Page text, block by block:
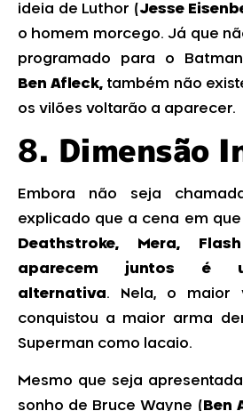
ideia de Luthor (Jesse
o homem morcego. Já que
programado para o
Ben Afleck, também não
os vilões voltarão a aparecer.
8. Dimensão
Embora não seja
explicado que a cena em que
Deathstroke, Mera,
aparecem juntos é
alternativa. Nela, o maior
conquistou a maior arma
Superman como lacaio.
Mesmo que seja
sonho de Bruce Wayne ( Ben